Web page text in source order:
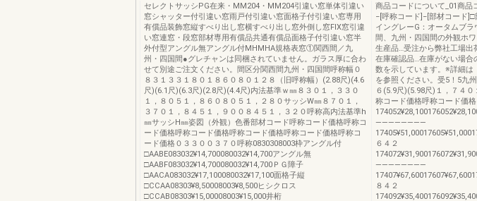
セレクトサッシPG在来・MM204・MM204引違い窓単体引違い
窓シャッター付引違い窓雨戸付引違い窓面格子付引違い窓専用
有償品装飾窓縦すべり出し窓横すべり出し窓外倒し窓FIX窓引違
い窓連窓・段窓部材専用有償品共通有償品面格子付引違い窓半
外付型アングル無アングル付MHMHA規格表窓①関西間／九
州・四国間●グレチャンは同梱されていません。ガラス厚に合わ
せて別途ご注文ください。間区分関西間九州・四国間呼称幅０
８３１３３１８０１８６０８０１２８（旧呼称幅）(2.88尺)(4.6
尺)(6.1尺)(6.3尺)(2.8尺)(4.4尺)内法基準ｗ㎜８３０１，３３０
１，８０５１，８６０８０５１，２８０サッシW㎜８７０１，
３７０１，８４５１，９００８４５１，３２０呼称高内法基準h
㎜サッシH㎜姿図（外観）色番部材コード呼称コード価格呼称コ
ード価格呼称コード価格呼称コード価格呼称コード価格呼称コ
ード価格０３３００３７０呼称0830308003枠アングル付
□AABE083032¥14,700080032¥14,700アングル無
□AABF083032¥14,700080032¥14,700ＰＧ障子
□AACA083032¥17,100080032¥17,100面格子縦
□CCAA08303¥8,50008003¥8,500ヒシクロス
□CCAB08303¥15,00008003¥15,000井桁
商品コードについて_01商品
−[呼称コード]−[部材コード
イングレーG：オータムブ
間、九州・四国間の外観ホ
生産品…受注から弊社工場出
在庫確認品…在庫がない場合
数を示しています。※詳細は
を参照ください。受5！5九
６(5.9尺)(5.98尺)１，７４
称コード価格呼称コード価
————————
６４２
————————
８４２